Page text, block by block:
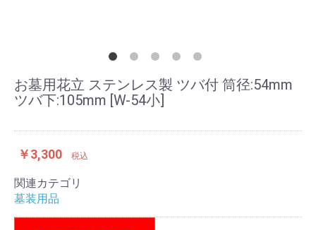
お墓用花立 ステンレス製 ツバ付 筒径:54mm
ツバ下:105mm [W-54小]
￥3,300 税込
関連カテゴリ
墓装用品